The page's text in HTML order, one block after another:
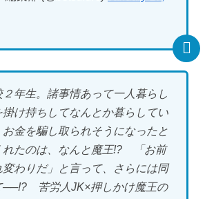
年生。諸事情あって一人暮らし
け持ちしてなんとか暮らしてい
お金を騙し取られそうになったと
れたのは、なんと魔王!? 「お前
わりだ」と言って、さらには同
──!? 苦労人JK×押しかけ魔王の